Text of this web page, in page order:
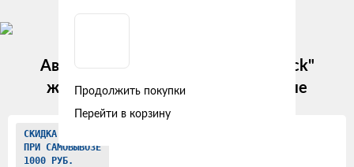
Авточехлы HINO 300 (2011+) "Truck"
жаккард, пунктиры черно-красные
Изображения
товаров
СКИДКА
ПРИ САМОВЫВОЗЕ
1000 РУБ.
Продолжить покупки
Перейти в корзину